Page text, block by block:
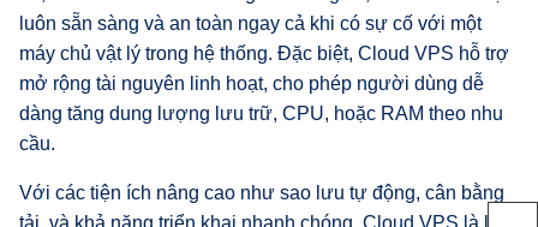
luôn sẵn sàng và an toàn ngay cả khi có sự cố với một
máy chủ vật lý trong hệ thống. Đặc biệt, Cloud VPS hỗ trợ
mở rộng tài nguyên linh hoạt, cho phép người dùng dễ
dàng tăng dung lượng lưu trữ, CPU, hoặc RAM theo nhu
cầu.
Với các tiện ích nâng cao như sao lưu tự động, cân bằng